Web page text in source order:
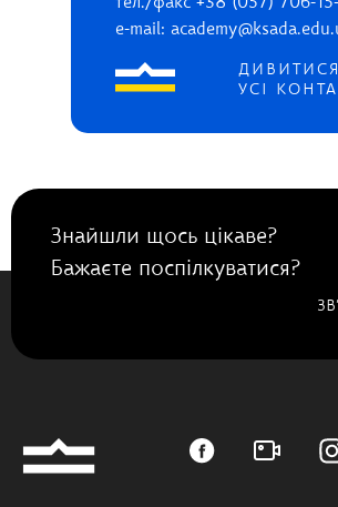
e-mail:
ДИВИТИСЯ
УСІ
Знайшли щось цікаве?
Бажаєте поспілкуватися?